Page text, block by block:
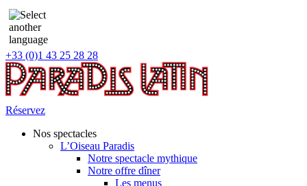
+33 (0)1 43 25 28 28
Réservez
Nos spectacles
L’Oiseau Paradis
Notre spectacle mythique
Notre offre dîner
Les menus